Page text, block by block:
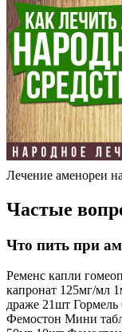
Лечение аменореи
Частые
Что пить при
Ременс капли
капронат 125мг/мл
драже 21шт
Фемостон Мини